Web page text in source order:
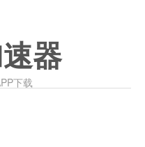
器
下载